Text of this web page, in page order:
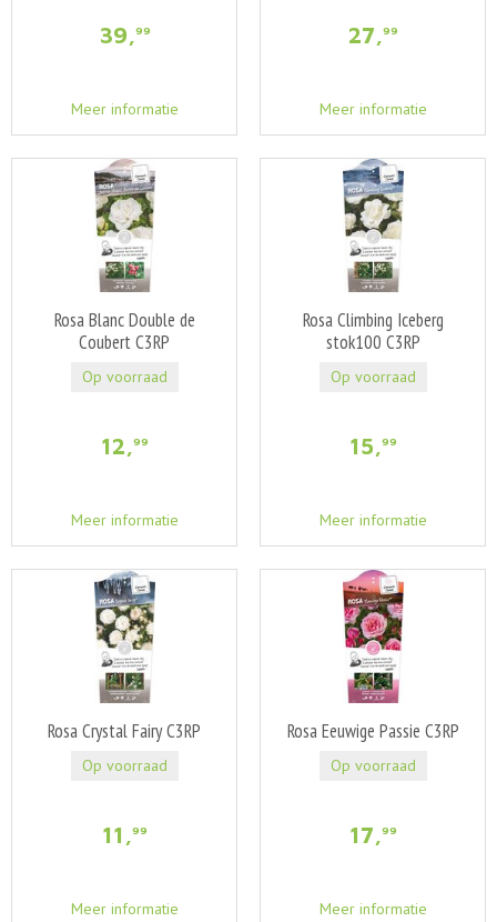
39,99
Meer informatie
27,99
Meer informatie
Rosa Blanc Double de
Coubert C3RP
12,99
Meer informatie
Op voorraad
Rosa Climbing Iceberg
stok100 C3RP
15,99
Meer informatie
Op voorraad
Rosa Crystal Fairy C3RP
11 ,99
Meer informatie
Op voorraad
Rosa Eeuwige Passie C3RP
17,99
Meer informatie
Op voorraad